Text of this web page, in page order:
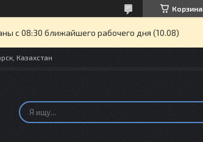
Корзина
с 08:30 ближайшего рабочего дня (10.08)
Казахстан